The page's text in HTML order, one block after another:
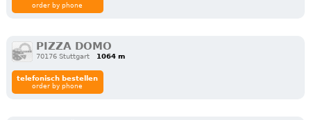
order by phone
PIZZA DOMO
70176 Stuttgart 1064 m
telefonisch bestellen
order by phone